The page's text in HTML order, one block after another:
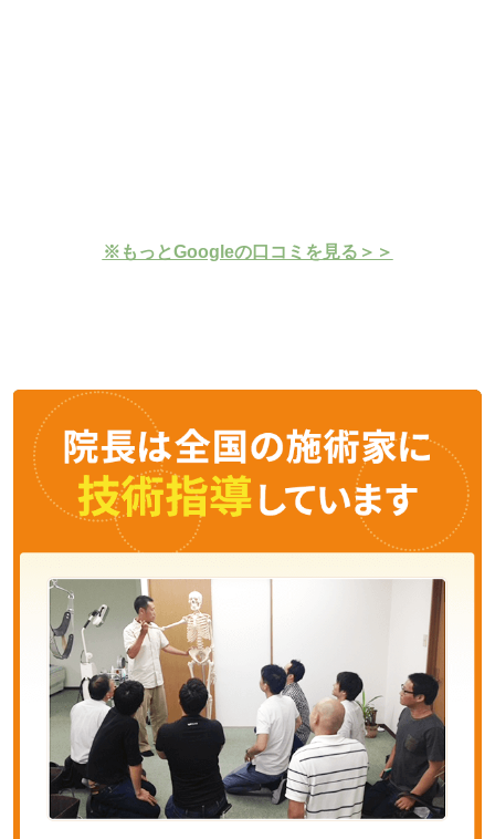
※もっとGoogleの口コミを見る＞＞